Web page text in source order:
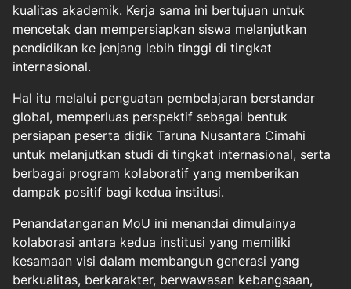
kualitas akademik. Kerja sama ini bertujuan untuk
mencetak dan mempersiapkan siswa melanjutkan
pendidikan ke jenjang lebih tinggi di tingkat
internasional.
Hal itu melalui penguatan pembelajaran berstandar
global, memperluas perspektif sebagai bentuk
persiapan peserta didik Taruna Nusantara Cimahi
untuk melanjutkan studi di tingkat internasional, serta
berbagai program kolaboratif yang memberikan
dampak positif bagi kedua institusi.
Penandatanganan MoU ini menandai dimulainya
kolaborasi antara kedua institusi yang memiliki
kesamaan visi dalam membangun generasi yang
berkualitas, berkarakter, berwawasan kebangsaan,